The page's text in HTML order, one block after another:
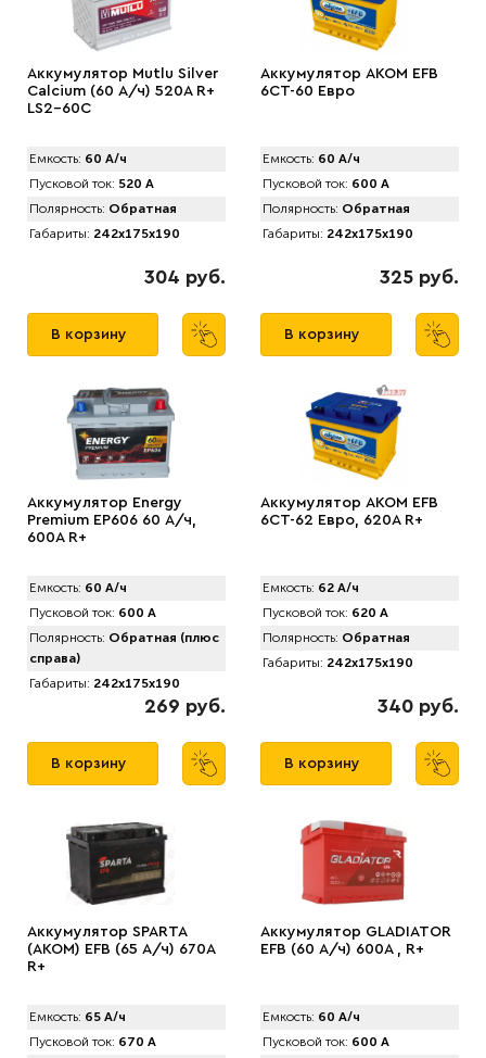
Аккумулятор Mutlu Silver
Calcium (60 А/ч) 520A R+
LS2-60C
Емкость: 60 А/ч
Пусковой ток: 520 А
Полярность: Обратная
Габариты: 242x175x190
304 руб.
В корзину
Аккумулятор AKOM EFB
6CT-60 Евро
Емкость: 60 А/ч
Пусковой ток: 600 А
Полярность: Обратная
Габариты: 242x175x190
325 руб.
В корзину
Аккумулятор Energy
Premium EP606 60 А/ч,
600A R+
Емкость: 60 А/ч
Пусковой ток: 600 А
Полярность: Обратная (плюс
справа)
Габариты: 242x175x190
269 руб.
В корзину
Аккумулятор AKOM EFB
6CT-62 Евро, 620A R+
Емкость: 62 А/ч
Пусковой ток: 620 А
Полярность: Обратная
Габариты: 242x175x190
340 руб.
В корзину
Аккумулятор SPARTA
(АKOM) EFB (65 А/ч) 670A
R+
Емкость: 65 А/ч
Пусковой ток: 670 А
Аккумулятор GLADIATOR
EFB (60 А/ч) 600A , R+
Емкость: 60 А/ч
Пусковой ток: 600 А